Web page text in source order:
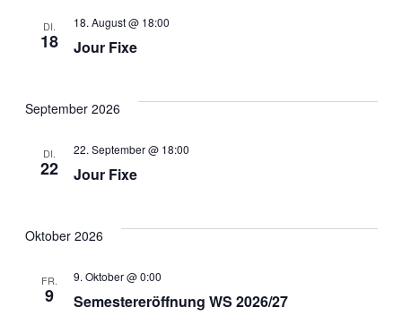
DI.
18 Jour Fixe
18. August @ 18:00
September 2026
DI.
22 Jour Fixe
22. September @ 18:00
Oktober 2026
FR.
9 Semestereröffnung WS 2026/27
9. Oktober @ 0:00